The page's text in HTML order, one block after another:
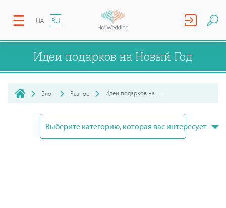
UA RU
Идеи подарков на Новый Год
Блог Разное
Выберите категорию, которая вас интересует